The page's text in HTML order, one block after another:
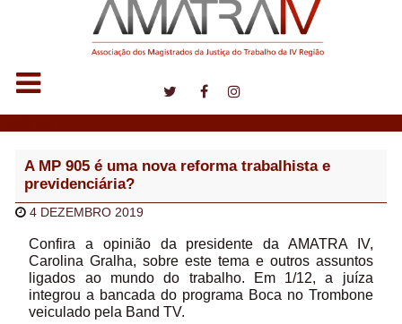
A MP 905 é uma nova reforma trabalhista e
previdenciária?
4 DEZEMBRO 2019
Confira a opinião da presidente da AMATRA IV,
Carolina Gralha, sobre este tema e outros assuntos
ligados ao mundo do trabalho. Em 1/12, a juíza
integrou a bancada do programa Boca no Trombone
veiculado pela Band TV.